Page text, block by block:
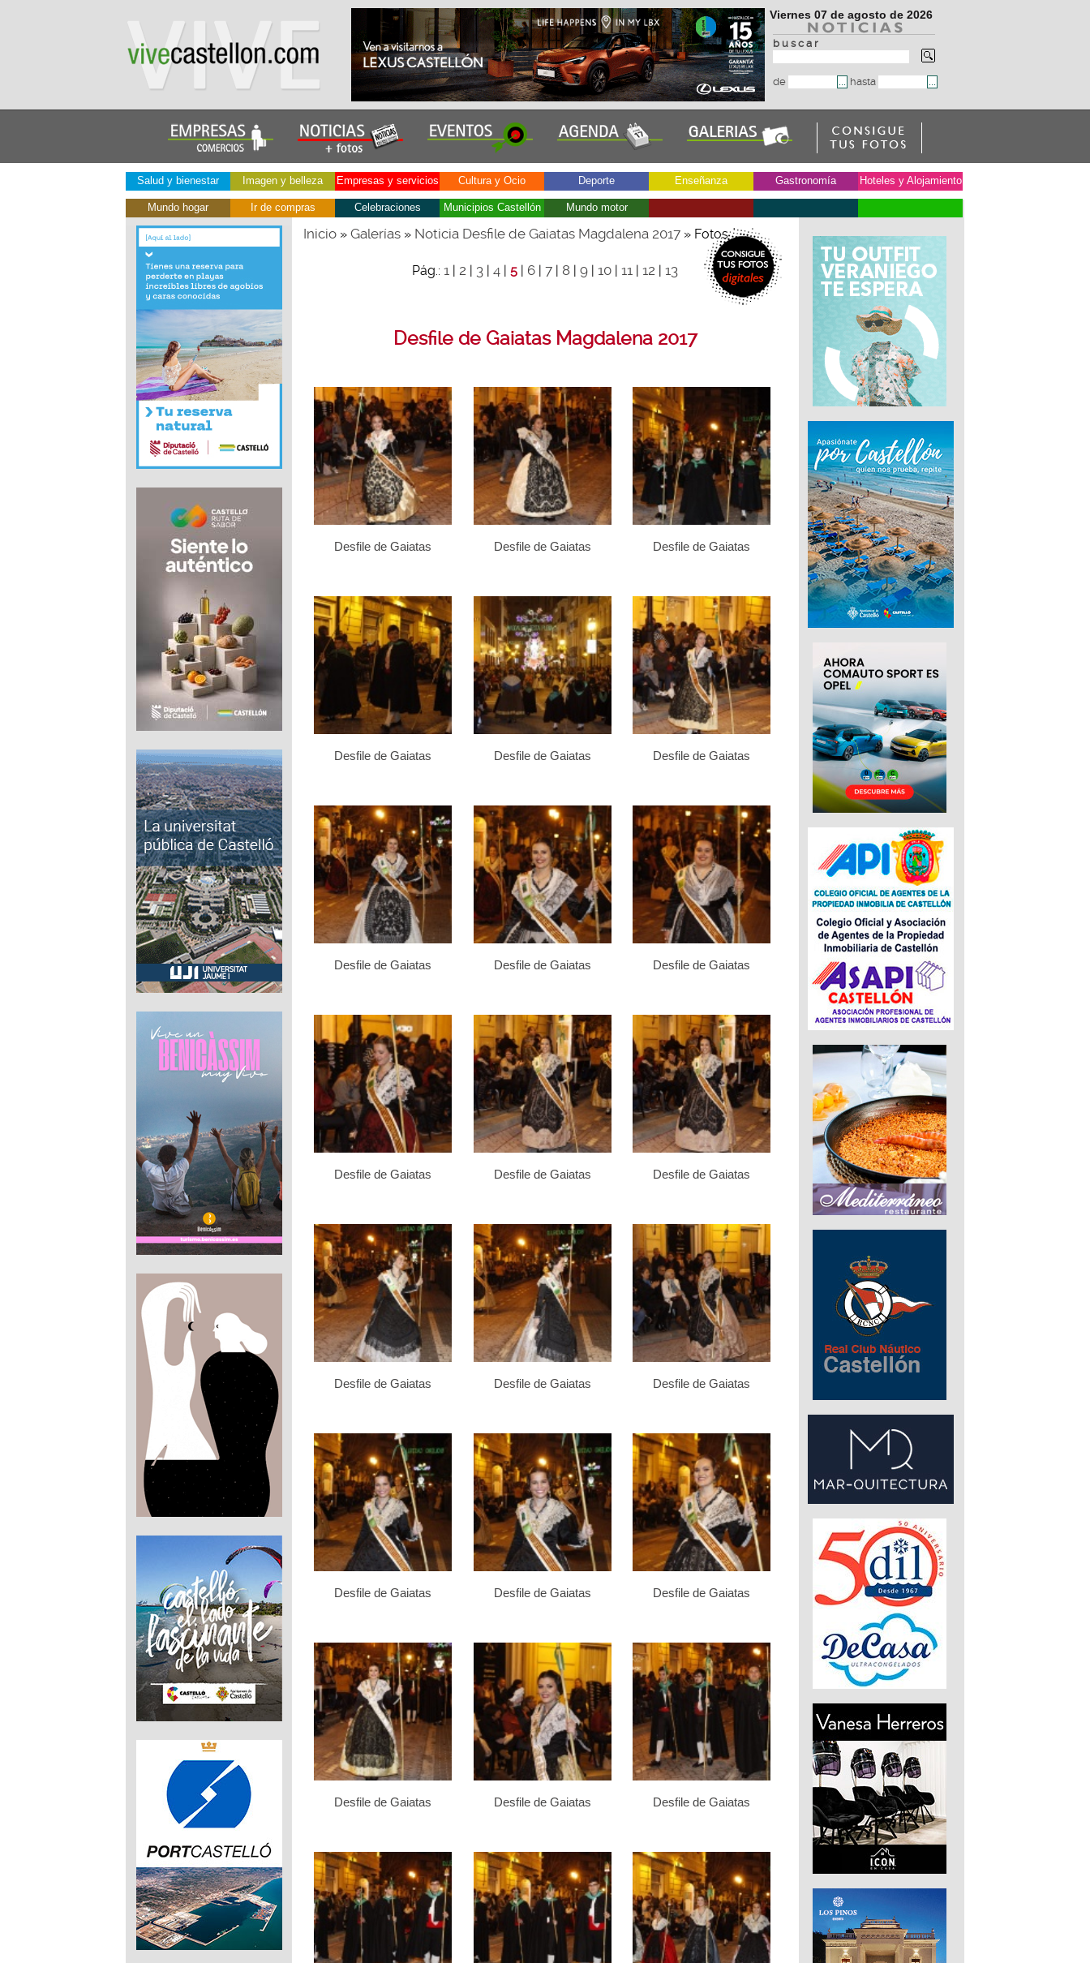
Viernes 07 de agosto de 2026
b u s c a r
de hasta
Salud y bienestar Imagen y belleza Empresas y servicios Cultura y Ocio Deporte Enseñanza Gastronomía Hoteles y Alojamiento
Mundo hogar Ir de compras Celebraciones Municipios Castellón Mundo motor
Inicio» Galerías» Noticia Desfile de Gaiatas Magdalena 2017» Fotos
Pág.: 1 | 2 | 3 | 4 | 5 | 6 | 7 | 8 | 9 | 10 | 11 | 12 | 13
Desfile de Gaiatas Magdalena 2017
Desfile de Gaiatas Desfile de Gaiatas Desfile de Gaiatas
Desfile de Gaiatas Desfile de Gaiatas Desfile de Gaiatas
Desfile de Gaiatas Desfile de Gaiatas Desfile de Gaiatas
Desfile de Gaiatas Desfile de Gaiatas Desfile de Gaiatas
Desfile de Gaiatas Desfile de Gaiatas Desfile de Gaiatas
Desfile de Gaiatas Desfile de Gaiatas Desfile de Gaiatas
Desfile de Gaiatas Desfile de Gaiatas Desfile de Gaiatas